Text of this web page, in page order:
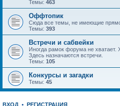
Темы: 463
Оффтопик
Сюда все темы, не имеющие
Темы: 393
Встречи и сабвейки
Иногда рамок форума не хватает.
Здесь назначаются встречи.
Темы: 105
Конкурсы и загадки
Темы: 45
ВХОД • РЕГИСТРАЦИЯ